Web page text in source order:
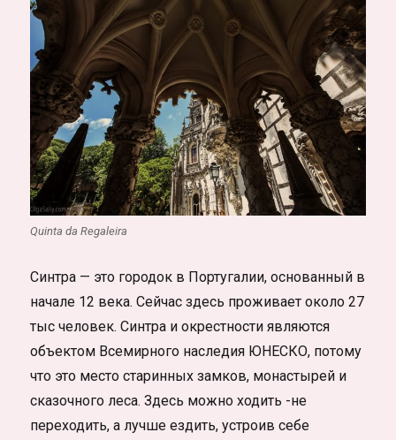
Quinta da Regaleira
Синтра — это городок в Португалии, основанный в
начале 12 века. Сейчас здесь проживает около 27
тыс человек. Синтра и окрестности являются
объектом Всемирного наследия ЮНЕСКО, потому
что это место старинных замков, монастырей и
сказочного леса. Здесь можно ходить -не
переходить, а лучше ездить, устроив себе